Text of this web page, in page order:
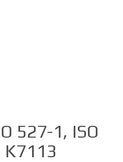
527-1, ISO
K7113